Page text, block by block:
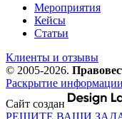
Мероприятия
Кейсы
Статьи
Клиенты и отзывы
© 2005-2026.
Раскрытие информации
Сайт создан
РЕШИТЕ ВАШИ